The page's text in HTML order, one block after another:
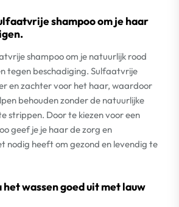
shampoo om je haar
shampoo om je natuurlijk rood
tegen beschadiging. Sulfaatvrije
en zachter voor het haar, waardoor
behouden zonder de natuurlijke
strippen. Door te kiezen voor een
geef je je haar de zorg en
nodig heeft om gezond en levendig te
het wassen goed uit met lauw